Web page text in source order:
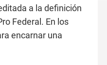
a la definición
Federal. En los
encarnar una